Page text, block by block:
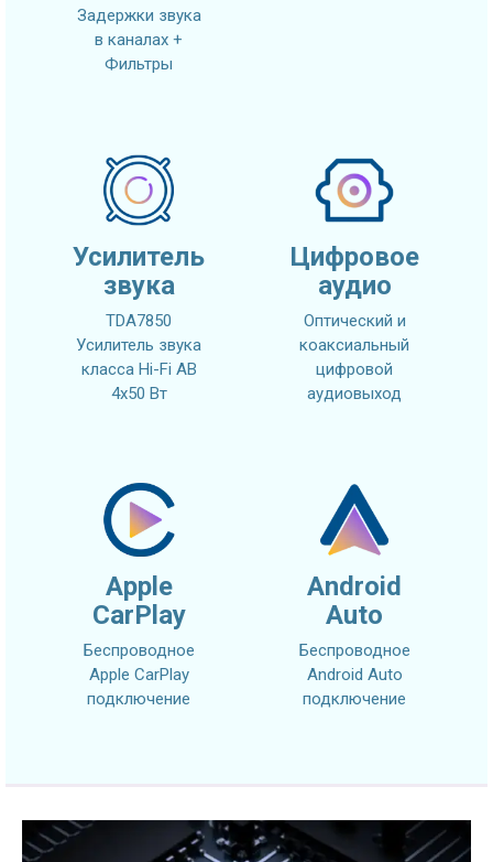
Задержки звука
в каналах +
Фильтры
Усилитель
звука
TDA7850
Усилитель звука
класса Hi-Fi AB
4x50 Вт
Цифровое
аудио
Оптический и
коаксиальный
цифровой
аудиовыход
Apple
CarPlay
Беспроводное
Apple CarPlay
подключение
Android
Auto
Беспроводное
Android Auto
подключение